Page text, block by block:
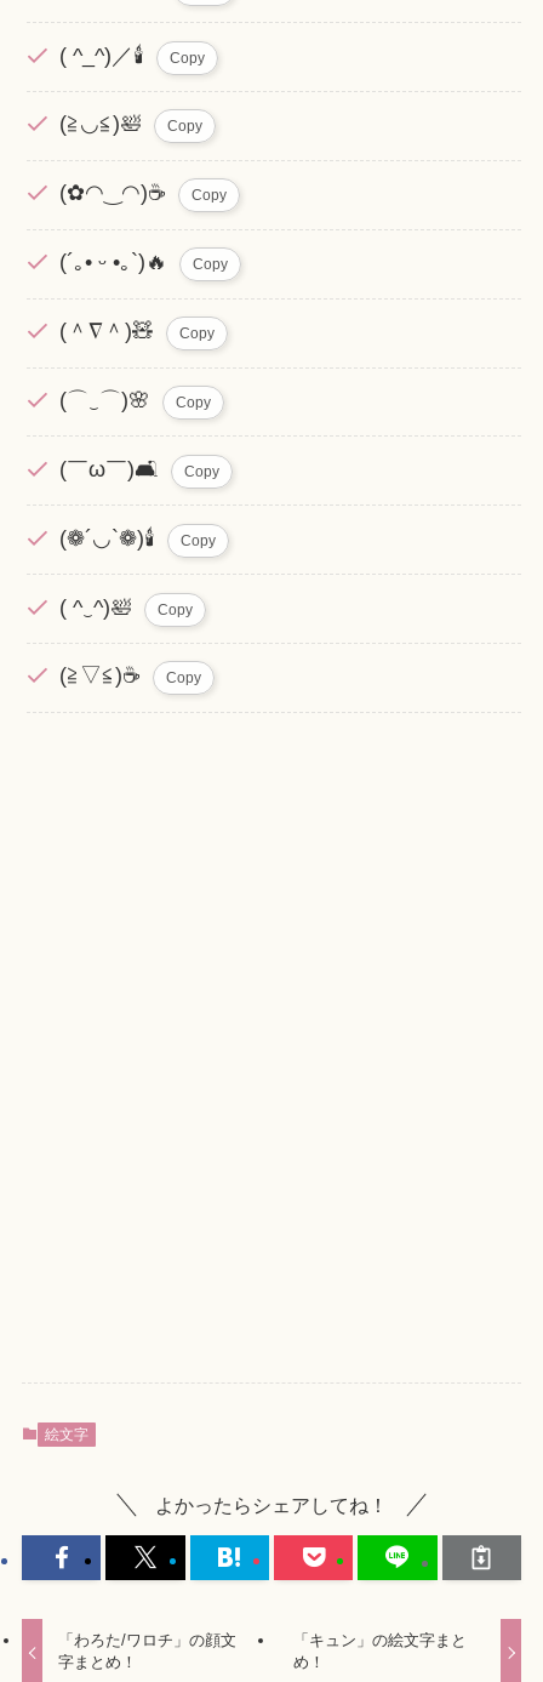
( ^_^)／🕯️ Copy
(≧◡≦)🛀 Copy
(✿◠‿◠)☕ Copy
(´｡• ᵕ •｡`)🔥 Copy
(＾∇＾)🧸 Copy
(⌒‿⌒)🌸 Copy
(￣ω￣)🛋️ Copy
(❁´◡`❁)🕯️ Copy
( ^‿^)🛀 Copy
(≧▽≦)☕ Copy
絵文字
よかったらシェアしてね！
「わろた/ワロチ」の顔文
字まとめ！
「キュン」の絵文字まと
め！